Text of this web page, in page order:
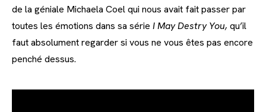
de la géniale Michaela Coel qui nous avait fait passer par
toutes les émotions dans sa série I May Destry You, qu’il
faut absolument regarder si vous ne vous êtes pas encore
penché dessus.